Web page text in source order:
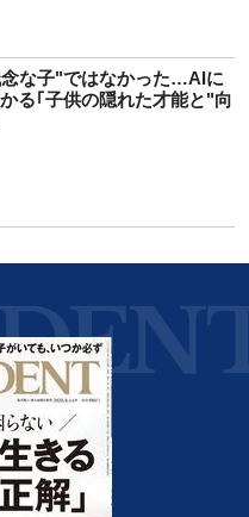
な子"ではなかった…AIに
る｢子供の隠れた才能と"向